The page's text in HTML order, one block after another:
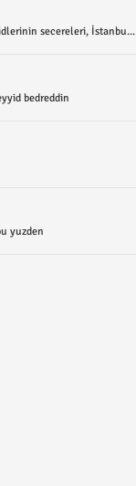
secereleri, İstanbu...
bedreddin
yuzden